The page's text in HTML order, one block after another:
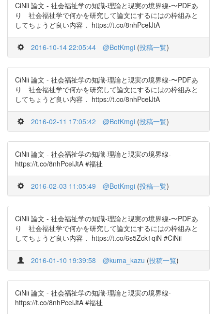
CiNii 論文 - 社会福祉学の知識-理論と現実の境界線-〜PDFあ
り 社会福祉学で何かを研究して論文にするにはの枠組みと
してちょうど良い内容． https://t.co/8nhPcelJtA
2016-10-14 22:05:44 @BotKmgi (投稿一覧)
CiNii 論文 - 社会福祉学の知識-理論と現実の境界線-〜PDFあ
り 社会福祉学で何かを研究して論文にするにはの枠組みと
してちょうど良い内容． https://t.co/8nhPcelJtA
2016-02-11 17:05:42 @BotKmgi (投稿一覧)
CiNii 論文 - 社会福祉学の知識-理論と現実の境界線-
https://t.co/8nhPcelJtA #福祉
2016-02-03 11:05:49 @BotKmgi (投稿一覧)
CiNii 論文 - 社会福祉学の知識-理論と現実の境界線-〜PDFあ
り 社会福祉学で何かを研究して論文にするにはの枠組みと
してちょうど良い内容． https://t.co/6s5Zck1qiN #CiNii
2016-01-10 19:39:58 @kuma_kazu (投稿一覧)
CiNii 論文 - 社会福祉学の知識-理論と現実の境界線-
https://t.co/8nhPcelJtA #福祉